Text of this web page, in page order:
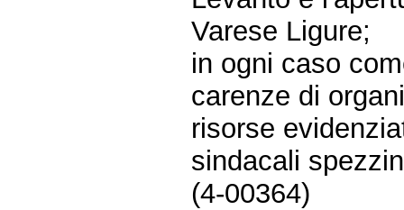
Varese Ligure;
in ogni caso
carenze di
risorse
sindacali
(4-00364)